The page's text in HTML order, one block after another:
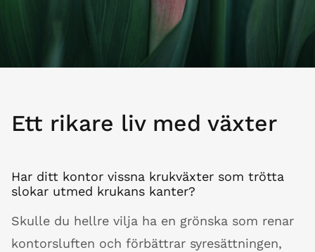
Ett rikare liv med växter
Har ditt kontor vissna krukväxter som trötta
slokar utmed krukans kanter?
Skulle du hellre vilja ha en grönska som renar
kontorsluften och förbättrar syresättningen,